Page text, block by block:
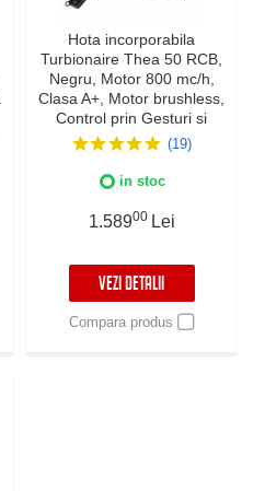
Hota incorporabila
Turbionaire Thea 50 RCB,
Negru, Motor 800 mc/h,
Clasa A+, Motor brushless,
Control prin Gesturi si
Touch, Telecomanda,
Iluminare LED 4000K,
Aspiratie perimetrala, 3
Aluminiu vopsit negru in 5
(19)
in stoc
1.58900 Lei
VEZI DETALII
Compara produs